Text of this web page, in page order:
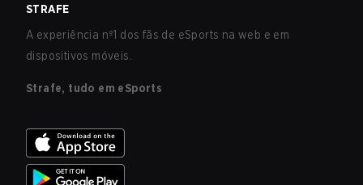
STRAFE
A experiência nº1 dos fãs de eSports na web e em
dispositivos móveis.
Strafe, tudo em eSports